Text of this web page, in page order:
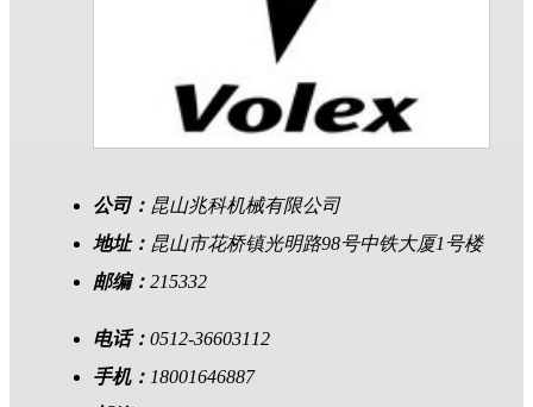
公司： 昆山兆科机械有限公司
地址： 昆山市花桥镇光明路98号中铁大厦1号楼
邮编： 215332
电话： 0512-36603112
手机： 18001646887